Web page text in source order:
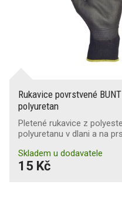
Rukavice povrstvené
polyuretan
Pletené rukavice z
polyuretanu v dlani a na
Skladem u dodavatele
15 Kč